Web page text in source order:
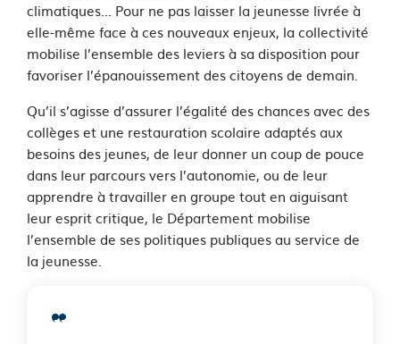
climatiques... Pour ne pas laisser la jeunesse livrée à
elle-même face à ces nouveaux enjeux, la collectivité
mobilise l’ensemble des leviers à sa disposition pour
favoriser l’épanouissement des citoyens de demain.
Qu’il s’agisse d’assurer l’égalité des chances avec des
collèges et une restauration scolaire adaptés aux
besoins des jeunes, de leur donner un coup de pouce
dans leur parcours vers l’autonomie, ou de leur
apprendre à travailler en groupe tout en aiguisant
leur esprit critique, le Département mobilise
l’ensemble de ses politiques publiques au service de
la jeunesse.